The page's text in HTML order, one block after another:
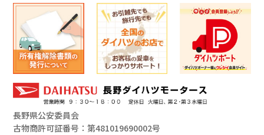
長野県公安委員会
古物商許可証番号：第481019690002号